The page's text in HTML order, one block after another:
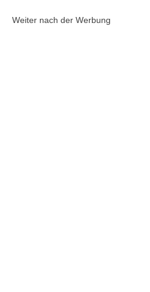
Weiter nach der Werbung